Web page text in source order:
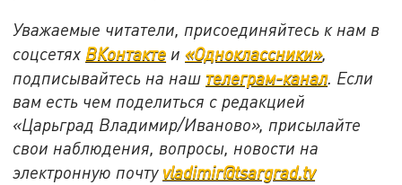
Уважаемые читатели, присоединяйтесь к нам в
соцсетях ВКонтакте и«Одноклассники»,
подписывайтесь на наш телеграм-канал. Если
вам есть чем поделиться с редакцией
«Царьград Владимир/Иваново», присылайте
свои наблюдения, вопросы, новости на
электронную почту vladimir@tsargrad.tv